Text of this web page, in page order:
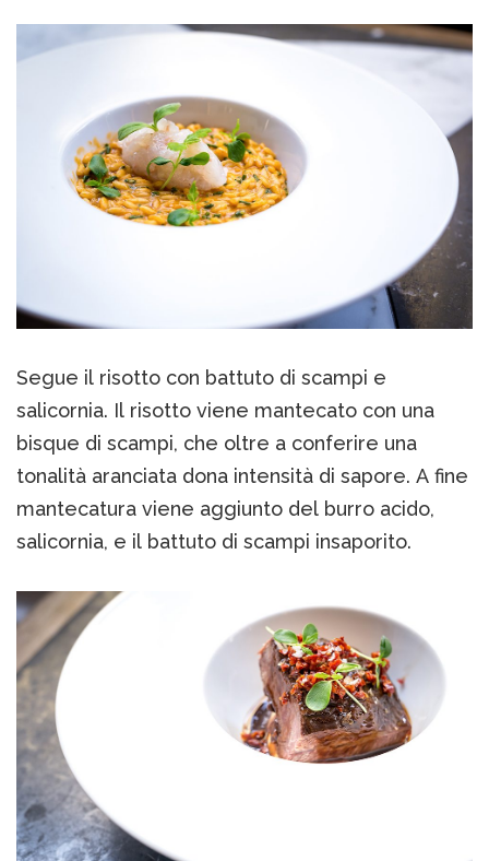
Segue il risotto con battuto di scampi e
salicornia. Il risotto viene mantecato con una
bisque di scampi, che oltre a conferire una
tonalità aranciata dona intensità di sapore. A fine
mantecatura viene aggiunto del burro acido,
salicornia, e il battuto di scampi insaporito.